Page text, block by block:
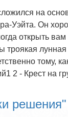
на
Уэйта. Он
открыть
троякая
тому,
2 - Крест на
решения"